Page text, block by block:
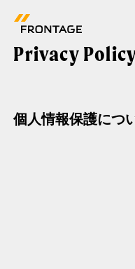
News
Privacy
個人情報保護につ